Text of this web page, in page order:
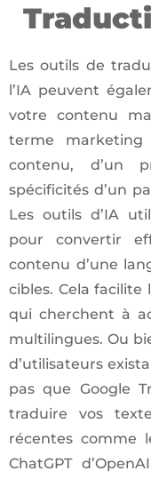
Les outils de
l’IA peuvent
votre contenu
terme marketing
contenu, d’un
spécificités d’un
Les outils d’IA
pour convertir
contenu d’une
cibles. Cela facilite
qui cherchent à
multilingues. Ou
d’utilisateurs
pas que Google
traduire vos
récentes comme
ChatGPT